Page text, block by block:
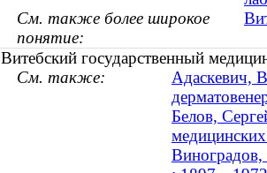
См. также более широкое
понятие:
Витебский государственный
См. также:
Адаскевич,
Белов,
Виноградов,